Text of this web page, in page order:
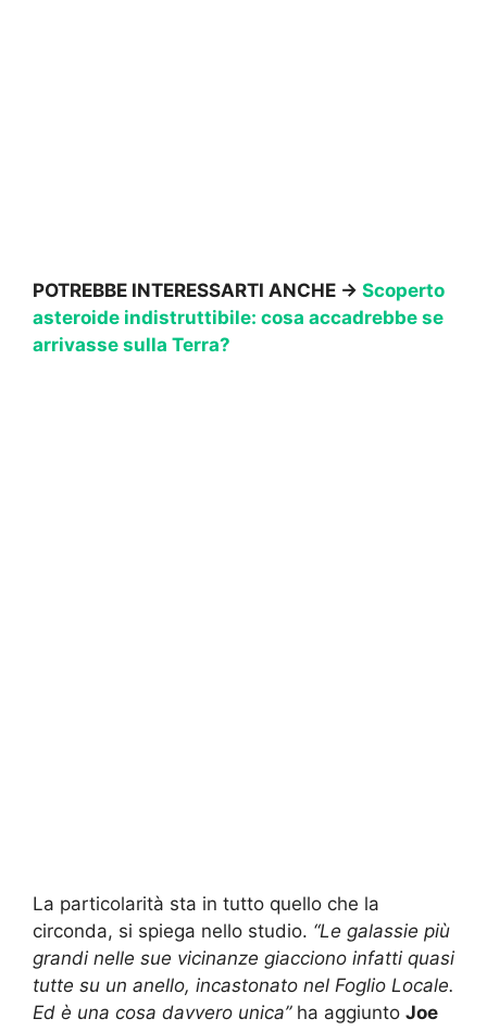
POTREBBE INTERESSARTI ANCHE → Scoperto
asteroide indistruttibile: cosa accadrebbe se
arrivasse sulla Terra?
La particolarità sta in tutto quello che la
circonda, si spiega nello studio. “Le galassie più
grandi nelle sue vicinanze giacciono infatti quasi
tutte su un anello, incastonato nel Foglio Locale.
Ed è una cosa davvero unica”ha aggiunto Joe